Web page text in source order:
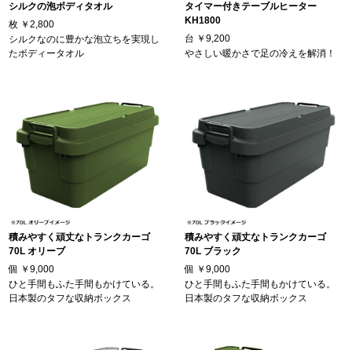
シルクの泡ボディタオル
枚 ￥2,800
シルクなのに豊かな泡立ちを実現し
たボディータオル
タイマー付きテーブルヒーター
KH1800
台 ￥9,200
やさしい暖かさで足の冷えを解消！
積みやすく頑丈なトランクカーゴ
70L オリーブ
個 ￥9,000
ひと手間もふた手間もかけている。
日本製のタフな収納ボックス
積みやすく頑丈なトランクカーゴ
70L ブラック
個 ￥9,000
ひと手間もふた手間もかけている。
日本製のタフな収納ボックス